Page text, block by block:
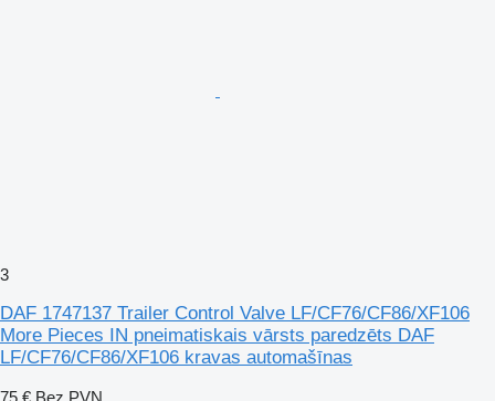
3
DAF 1747137 Trailer Control Valve LF/CF76/CF86/XF106
More Pieces IN pneimatiskais vārsts paredzēts DAF
LF/CF76/CF86/XF106 kravas automašīnas
75 € Bez PVN